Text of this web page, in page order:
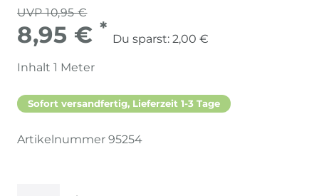
UVP 10,95 €
8,95 € *
Du sparst: 2,00 €
Inhalt 1 Meter
Sofort versandfertig, Lieferzeit 1-3 Tage
Artikelnummer 95254